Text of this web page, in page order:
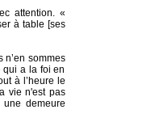
attention. «
à table [ses
n’en sommes
qui a la foi en
à l’heure le
vie n'est pas
demeure